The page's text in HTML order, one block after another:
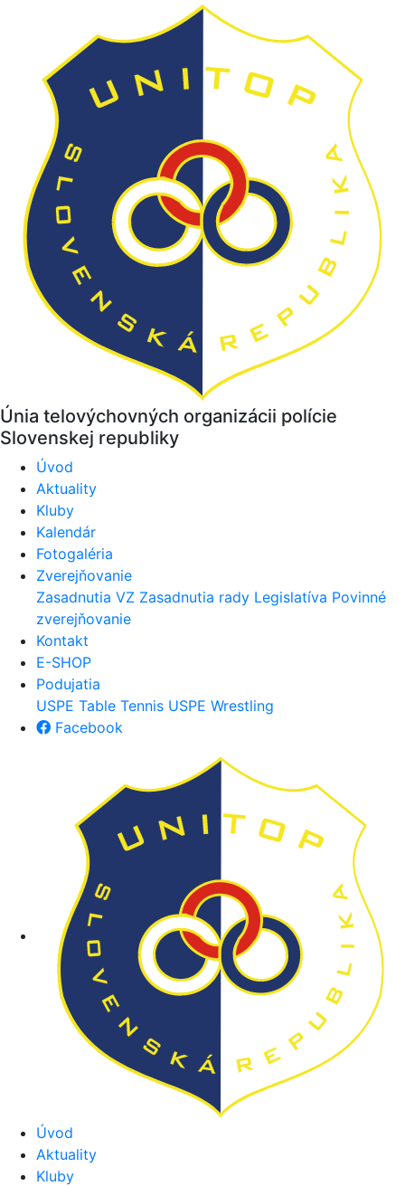
Únia telovýchovných organizácii polície
Slovenskej republiky
Úvod
Aktuality
Kluby
Kalendár
Fotogaléria
Zverejňovanie
Zasadnutia VZ Zasadnutia rady Legislatíva Povinné
zverejňovanie
Kontakt
E-SHOP
Podujatia
USPE Table Tennis USPE Wrestling
Facebook
Úvod
Aktuality
Kluby